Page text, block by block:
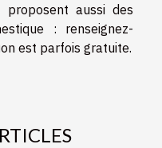
proposent aussi des
: renseignez-
est parfois gratuite.